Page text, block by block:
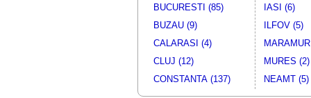
BUCURESTI (85)
BUZAU (9)
CALARASI (4)
CLUJ (12)
CONSTANTA (137)
IASI (6)
ILFOV (5)
MURES (2)
NEAMT (5)